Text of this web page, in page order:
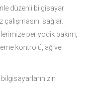
düzenli bilgisayar
sağlar.
periyodik bakım,
kontrolü, ağ ve